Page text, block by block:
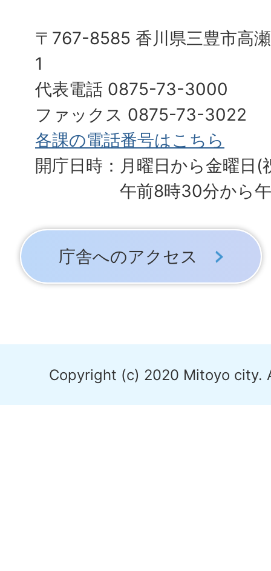
〒767-8585 香川県三豊市高
1
代表電話 0875-73-3000
ファックス 0875-73-3022
各課の電話番号はこちら
開庁日時：月曜日から金曜日(
午前8時30分から
庁舎へのアクセス
Copyright (c) 2020 Mitoyo city.